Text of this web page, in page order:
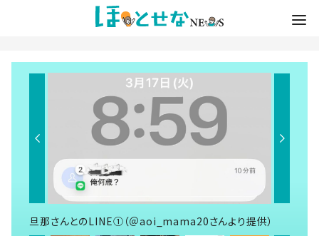
旦那さんとのLINE①（＠aoi_mama20さんより提供）